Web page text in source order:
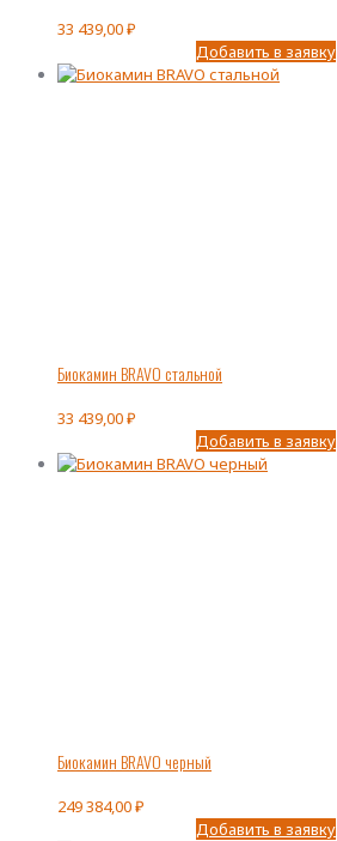
33 439,00₽
Добавить в заявку
Биокамин BRAVO стальной
33 439,00₽
Добавить в заявку
Биокамин BRAVO черный
249 384,00₽
Добавить в заявку